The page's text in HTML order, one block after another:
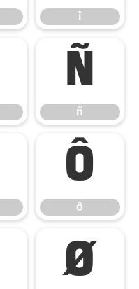
î
ñ
ñ
ô
ô
ø